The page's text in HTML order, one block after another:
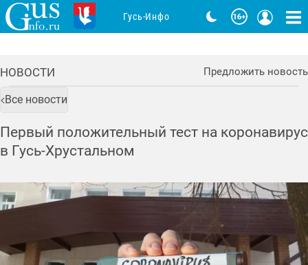
НОВОСТИ Предложить новость
Все новости
Первый положительный тест на коронавирус
в Гусь-Хрустальном
Гусь-Инфо